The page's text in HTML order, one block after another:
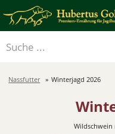
Händlerbereich
Nassfutter Winterjagd 2026